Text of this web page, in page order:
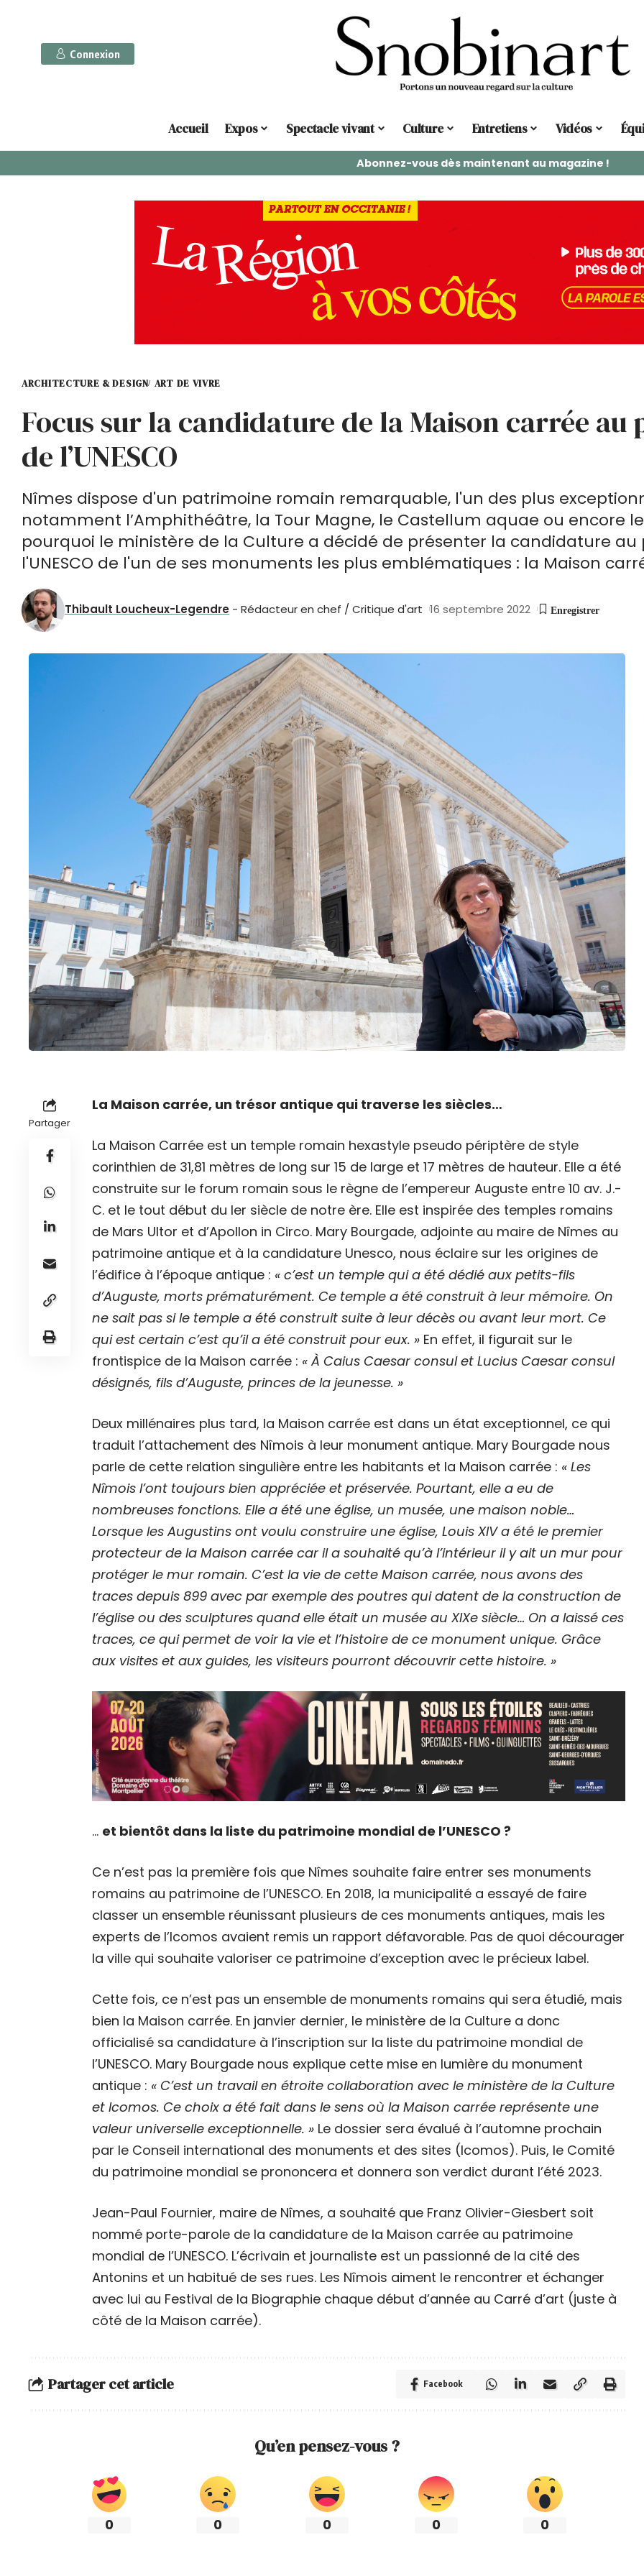
Connexion
Accueil Expos Spectacle vivant Culture Entretiens Vidéos
Abonnez-vous dès maintenant au magazine !
ARCHITECTURE & DESIGN ART DE VIVRE
Focus sur la candidature de la Maison carrée
de l’UNESCO
Nîmes dispose d'un patrimoine romain remarquable, l'un des plus
notamment l’Amphithéâtre, la Tour Magne, le Castellum aquae ou encore
pourquoi le ministère de la Culture a décidé de présenter la candidature
l'UNESCO de l'un de ses monuments les plus emblématiques : la Maison
Thibault Loucheux-Legendre - Rédacteur en chef / Critique d'art 16 septembre 2022
Partager
La Maison carrée, un trésor antique qui traverse les siècles…
La Maison Carrée est un temple romain hexastyle pseudo périptère de style
corinthien de 31,81 mètres de long sur 15 de large et 17 mètres de hauteur. Elle a été
construite sur le forum romain sous le règne de l’empereur Auguste entre 10 av. J.-
C. et le tout début du Ier siècle de notre ère. Elle est inspirée des temples romains
de Mars Ultor et d’Apollon in Circo. Mary Bourgade, adjointe au maire de Nîmes au
patrimoine antique et à la candidature Unesco, nous éclaire sur les origines de
l’édifice à l’époque antique : « c’est un temple qui a été dédié aux petits-fils
d’Auguste, morts prématurément. Ce temple a été construit à leur mémoire. On
ne sait pas si le temple a été construit suite à leur décès ou avant leur mort. Ce
qui est certain c’est qu’il a été construit pour eux. » En effet, il figurait sur le
frontispice de la Maison carrée : « À Caius Caesar consul et Lucius Caesar consul
désignés, fils d’Auguste, princes de la jeunesse. »
Deux millénaires plus tard, la Maison carrée est dans un état exceptionnel, ce qui
traduit l’attachement des Nîmois à leur monument antique. Mary Bourgade nous
parle de cette relation singulière entre les habitants et la Maison carrée : « Les
Nîmois l’ont toujours bien appréciée et préservée. Pourtant, elle a eu de
nombreuses fonctions. Elle a été une église, un musée, une maison noble…
Lorsque les Augustins ont voulu construire une église, Louis XIV a été le premier
protecteur de la Maison carrée car il a souhaité qu’à l’intérieur il y ait un mur pour
protéger le mur romain. C’est la vie de cette Maison carrée, nous avons des
traces depuis 899 avec par exemple des poutres qui datent de la construction de
l’église ou des sculptures quand elle était un musée au XIXe siècle… On a laissé ces
traces, ce qui permet de voir la vie et l’histoire de ce monument unique. Grâce
aux visites et aux guides, les visiteurs pourront découvrir cette histoire. »
… et bientôt dans la liste du patrimoine mondial de l’UNESCO ?
Ce n’est pas la première fois que Nîmes souhaite faire entrer ses monuments
romains au patrimoine de l’UNESCO. En 2018, la municipalité a essayé de faire
classer un ensemble réunissant plusieurs de ces monuments antiques, mais les
experts de l’Icomos avaient remis un rapport défavorable. Pas de quoi décourager
la ville qui souhaite valoriser ce patrimoine d’exception avec le précieux label.
Cette fois, ce n’est pas un ensemble de monuments romains qui sera étudié, mais
bien la Maison carrée. En janvier dernier, le ministère de la Culture a donc
officialisé sa candidature à l’inscription sur la liste du patrimoine mondial de
l’UNESCO. Mary Bourgade nous explique cette mise en lumière du monument
antique : « C’est un travail en étroite collaboration avec le ministère de la Culture
et Icomos. Ce choix a été fait dans le sens où la Maison carrée représente une
valeur universelle exceptionnelle. » Le dossier sera évalué à l’automne prochain
par le Conseil international des monuments et des sites (Icomos). Puis, le Comité
du patrimoine mondial se prononcera et donnera son verdict durant l’été 2023.
Jean-Paul Fournier, maire de Nîmes, a souhaité que Franz Olivier-Giesbert soit
nommé porte-parole de la candidature de la Maison carrée au patrimoine
mondial de l’UNESCO. L’écrivain et journaliste est un passionné de la cité des
Antonins et un habitué de ses rues. Les Nîmois aiment le rencontrer et échanger
avec lui au Festival de la Biographie chaque début d’année au Carré d’art (juste à
côté de la Maison carrée).
Partager cet article Facebook
Qu’en pensez-vous ?
0 0 0 0 0